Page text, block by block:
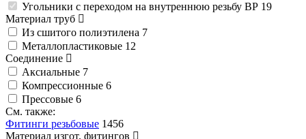
Угольники с переходом на внутреннюю резьбу ВР 19
Материал труб
Из сшитого полиэтилена 7
Металлопластиковые 12
Соединение
Аксиальные 7
Компрессионные 6
Прессовые 6
См. также:
Фитинги резьбовые 1456
Материал изгот. фитингов